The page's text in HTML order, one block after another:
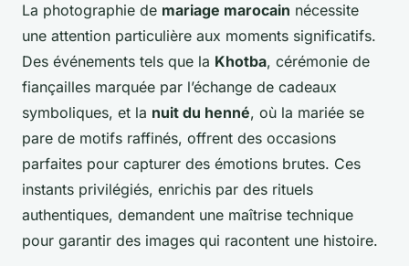
La photographie de mariage marocain nécessite
une attention particulière aux moments significatifs.
Des événements tels que la Khotba, cérémonie de
fiançailles marquée par l’échange de cadeaux
symboliques, et la nuit du henné, où la mariée se
pare de motifs raffinés, offrent des occasions
parfaites pour capturer des émotions brutes. Ces
instants privilégiés, enrichis par des rituels
authentiques, demandent une maîtrise technique
pour garantir des images qui racontent une histoire.